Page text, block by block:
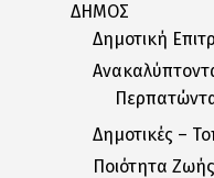
ΔΗΜΟΣ
Δημοτική
Δημοτικές –
Ποιότητα Ζωής